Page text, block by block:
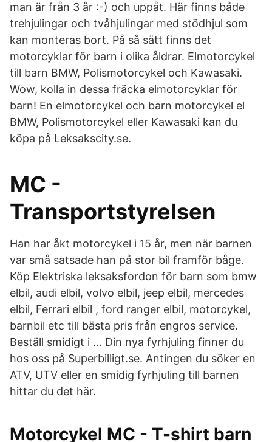
man är från 3 år :-) och uppåt. Här finns både
trehjulingar och tvåhjulingar med stödhjul som
kan monteras bort. På så sätt finns det
motorcyklar för barn i olika åldrar. Elmotorcykel
till barn BMW, Polismotorcykel och Kawasaki.
Wow, kolla in dessa fräcka elmotorcyklar för
barn! En elmotorcykel och barn motorcykel el
BMW, Polismotorcykel eller Kawasaki kan du
köpa på Leksakscity.se.
MC -
Transportstyrelsen
Han har åkt motorcykel i 15 år, men när barnen
var små satsade han på stor bil framför båge.
Köp Elektriska leksaksfordon för barn som bmw
elbil, audi elbil, volvo elbil, jeep elbil, mercedes
elbil, Ferrari elbil , ford ranger elbil, motorcykel,
barnbil etc till bästa pris från engros service.
Beställ smidigt i … Din nya fyrhjuling finner du
hos oss på Superbilligt.se. Antingen du söker en
ATV, UTV eller en smidig fyrhjuling till barnen
hittar du det här.
Motorcykel MC - T-shirt barn